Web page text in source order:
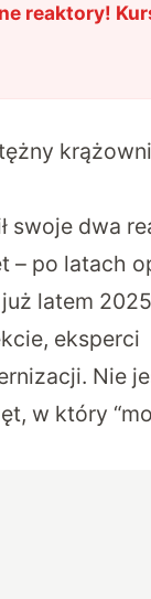
reaktory!
swoje dwa
– po latach
latem
eksperci
Nie
w który